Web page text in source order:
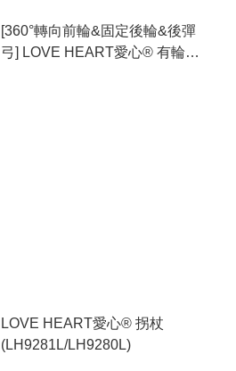
[360°轉向前輪&固定後輪&後彈
弓] LOVE HEART愛心® 有輪摺
LOVE HEART愛心® 拐杖
(LH9281L/LH9280L)